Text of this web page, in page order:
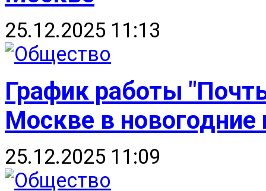
25.12.2025 11:13
График работы
Москве в новогодние
25.12.2025 11:09